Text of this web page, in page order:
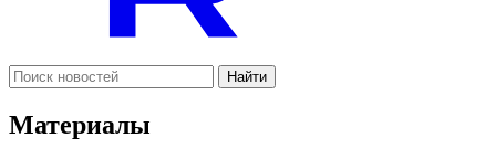
Найти
Материалы